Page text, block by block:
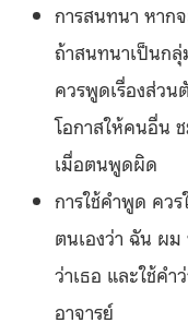
การสนทนา หาก
ถ้าสนทนาเป็นกลุ่
ควรพูดเรื่องส่วน
โอกาสให้คนอื่น
เมื่อตนพูดผิด
การใช้คำพูด คว
ตนเองว่า ฉัน ผ
ว่าเธอ และใช้ค
อาจารย์